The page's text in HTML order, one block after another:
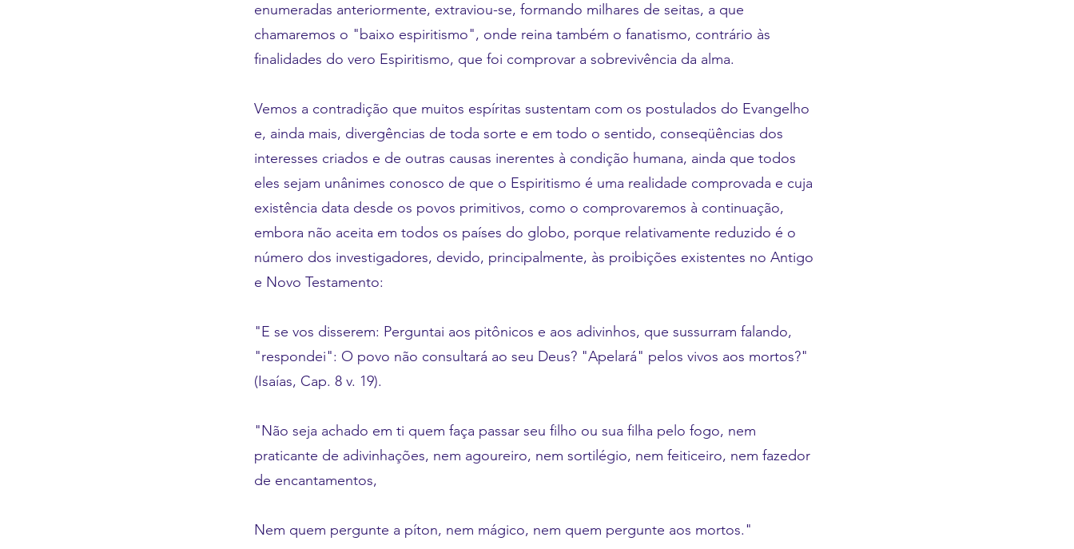
enumeradas anteriormente, extraviou-se, formando milhares de seitas, a que
chamaremos o "baixo espiritismo", onde reina também o fanatismo, contrário às
finalidades do vero Espiritismo, que foi comprovar a sobrevivência da alma.
Vemos a contradição que muitos espíritas sustentam com os postulados do Evangelho
e, ainda mais, divergências de toda sorte e em todo o sentido, conseqüências dos
interesses criados e de outras causas inerentes à condição humana, ainda que todos
eles sejam unânimes conosco de que o Espiritismo é uma realidade comprovada e cuja
existência data desde os povos primitivos, como o comprovaremos à continuação,
embora não aceita em todos os países do globo, porque relativamente reduzido é o
número dos investigadores, devido, principalmente, às proibições existentes no Antigo
e Novo Testamento:
"E se vos disserem: Perguntai aos pitônicos e aos adivinhos, que sussurram falando,
"respondei": O povo não consultará ao seu Deus? "Apelará" pelos vivos aos mortos?"
(Isaías, Cap. 8 v. 19).
"Não seja achado em ti quem faça passar seu filho ou sua filha pelo fogo, nem
praticante de adivinhações, nem agoureiro, nem sortilégio, nem feiticeiro, nem fazedor
de encantamentos,
Nem quem pergunte a píton, nem mágico, nem quem pergunte aos mortos."